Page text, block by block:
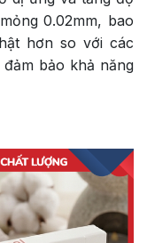
0.02mm, bao
hơn so với các
bảo khả năng